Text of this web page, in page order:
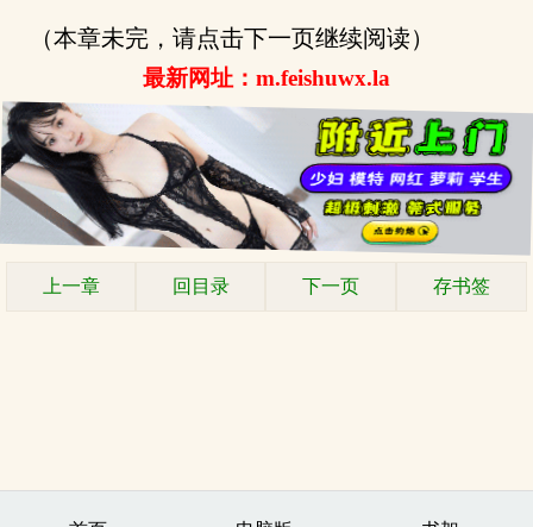
（本章未完，请点击下一页继续阅读）
最新网址：m.feishuwx.la
上一章 回目录 下一页 存书签